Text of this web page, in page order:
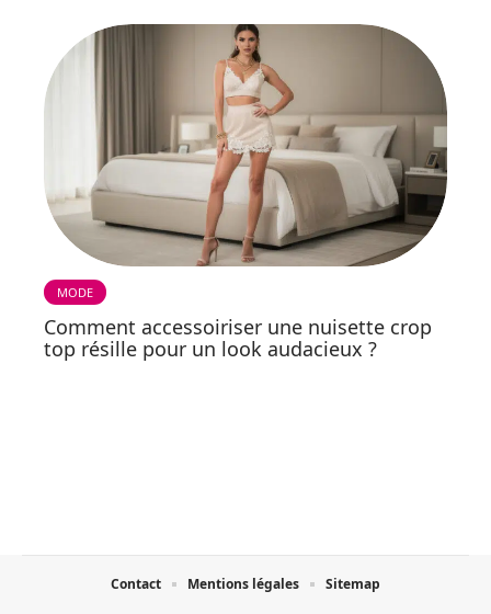
MODE
Comment accessoiriser une nuisette crop
top résille pour un look audacieux ?
Contact Mentions légales Sitemap